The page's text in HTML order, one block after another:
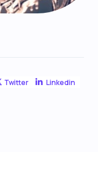
Twitter Linkedin